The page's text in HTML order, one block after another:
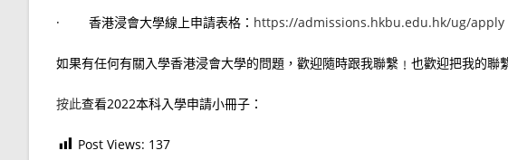
· 香港浸會大學線上申請表格： https://admissions.hkbu.edu.hk/ug/apply
如果有任何有關入學香港浸會大學的問題，歡迎隨時跟我聯繫﹗也歡迎把我的聯
按此查看2022本科入學申請小冊子：
Post Views: 137